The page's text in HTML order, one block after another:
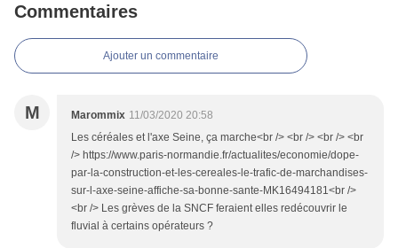
Commentaires
Ajouter un commentaire
M Marommix 11/03/2020 20:58
Les céréales et l'axe Seine, ça marche<br /> <br /> <br /> <br
/> https://www.paris-normandie.fr/actualites/economie/dope-
par-la-construction-et-les-cereales-le-trafic-de-marchandises-
sur-l-axe-seine-affiche-sa-bonne-sante-MK16494181<br />
<br /> Les grèves de la SNCF feraient elles redécouvrir le
fluvial à certains opérateurs ?